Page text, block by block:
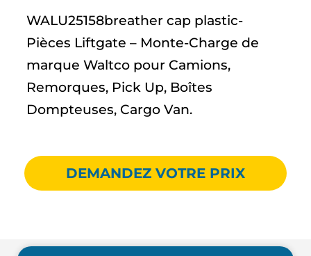
WALU25158breather cap plastic-
Pièces Liftgate – Monte-Charge de
marque Waltco pour Camions,
Remorques, Pick Up, Boîtes
Dompteuses, Cargo Van.
DEMANDEZ VOTRE PRIX